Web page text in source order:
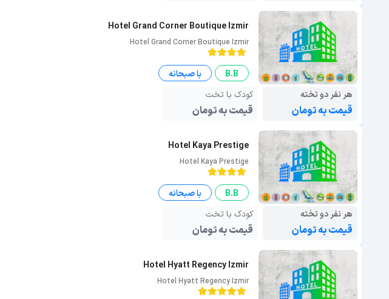
Hotel Grand Corner Boutique Izmir
Hotel Grand Corner Boutique Izmir
B.B
با صبحانه
هر نفر دو تخته
قیمت به تومان
کودک با تخت
قیمت به تومان
Hotel Kaya Prestige
Hotel Kaya Prestige
B.B
با صبحانه
هر نفر دو تخته
قیمت به تومان
کودک با تخت
قیمت به تومان
Hotel Hyatt Regency Izmir
Hotel Hyatt Regency Izmir